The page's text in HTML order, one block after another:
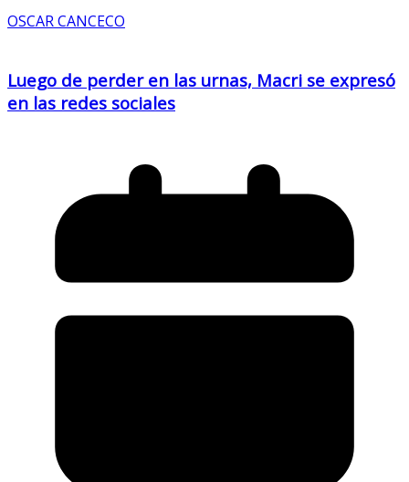
OSCAR CANCECO
Luego de perder en las urnas, Macri se expresó
en las redes sociales